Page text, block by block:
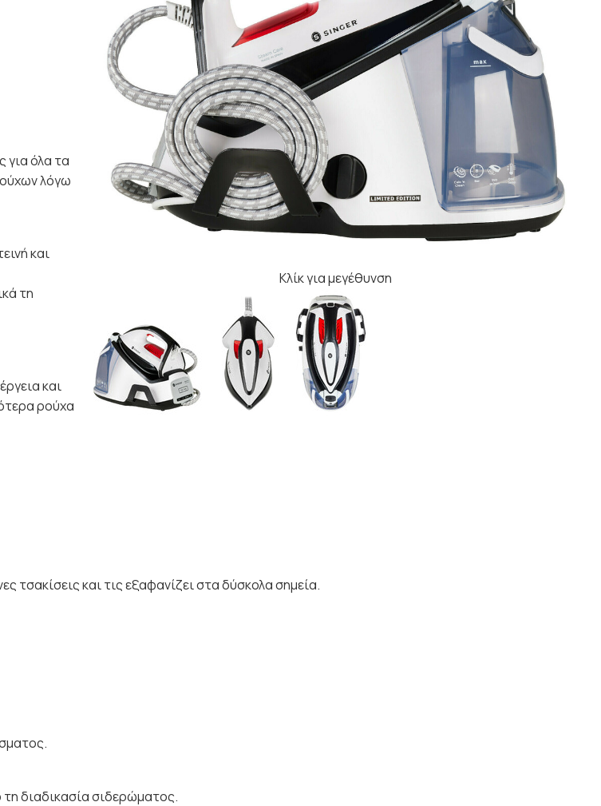
Κλίκ για μεγέθυνση
για όλα τα
λόγω
και
τη
και
ρούχα
τσακίσεις και τις εξαφανίζει στα δύσκολα σημεία.
τη διαδικασία σιδερώματος.